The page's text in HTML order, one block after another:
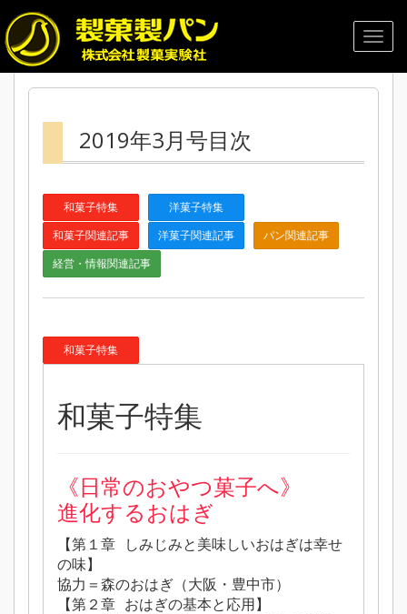
2019年3月号目次
和菓子特集
洋菓子特集
和菓子関連記事
洋菓子関連記事
パン関連記事
経営・情報関連記事
和菓子特集
和菓子特集
《日常のおやつ菓子へ》
進化するおはぎ
【第１章 しみじみと美味しいおはぎは幸せ
の味】
協力＝森のおはぎ（大阪・豊中市）
【第２章 おはぎの基本と応用】